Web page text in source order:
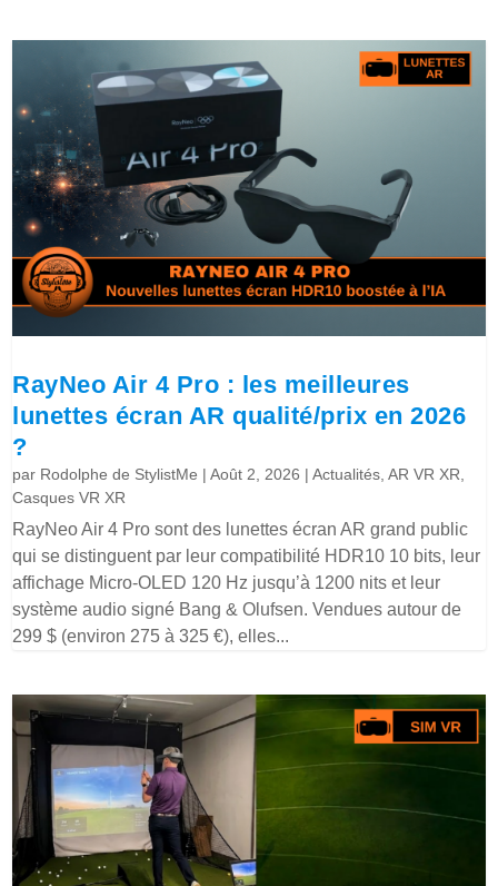
RayNeo Air 4 Pro : les meilleures
lunettes écran AR qualité/prix en 2026
?
par Rodolphe de StylistMe |Août 2, 2026 |Actualités ,AR VR XR
Casques VR XR
RayNeo Air 4 Pro sont des lunettes écran AR grand public
qui se distinguent par leur compatibilité HDR10 10 bits, leur
affichage Micro-OLED 120 Hz jusqu’à 1200 nits et leur
système audio signé Bang & Olufsen. Vendues autour de
299 $ (environ 275 à 325 €), elles...